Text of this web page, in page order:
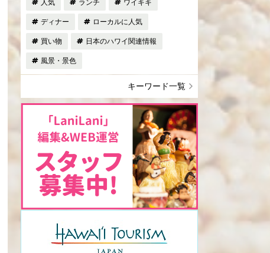
人気 ランチ ワイキキ
ディナー ローカルに人気
買い物 日本のハワイ関連情報
風景・景色
キーワード一覧